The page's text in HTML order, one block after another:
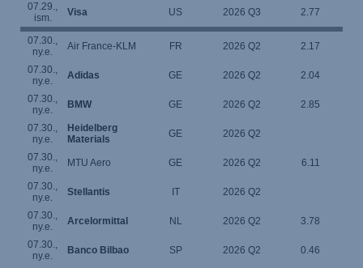
07.29.,
ism.
Visa US 2026 Q3 2.77
07.30.,
ny.e.
Air France-KLM FR 2026 Q2 2.17
07.30.,
ny.e.
Adidas GE 2026 Q2 2.04
07.30.,
ny.e.
BMW GE 2026 Q2 2.85
07.30.,
ny.e.
Heidelberg
Materials
GE 2026 Q2
07.30.,
ny.e.
MTU Aero GE 2026 Q2 6.11
07.30.,
ny.e.
Stellantis IT 2026 Q2
07.30.,
ny.e.
Arcelormittal NL 2026 Q2 3.78
07.30.,
ny.e.
Banco Bilbao SP 2026 Q2 0.46